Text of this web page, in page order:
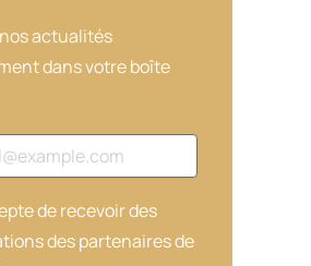
actualités
dans votre boîte
email
de recevoir des
des partenaires de